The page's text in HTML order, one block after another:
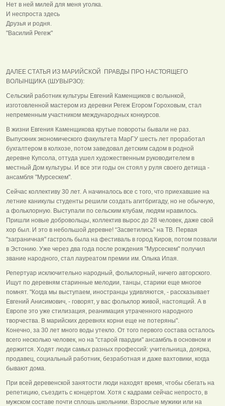
Нет в ней милей для меня уголка.
И неспроста здесь
Друзья и родня.
"Василий Регеж"
ДАЛЕЕ СТАТЬЯ ИЗ МАРИЙСКОЙ ПРАВДЫ ПРО НАСТОЯЩЕГО
ВОЛЫНЩИКА (ШУВЫРЗО):
Сельский работник культуры Евгений Каменщиков с волынкой,
изготовленной мастером из деревни Регеж Егором Гороховым, стал
непременным участником международных конкурсов.
В жизни Евгения Каменщикова крутые повороты бывали не раз.
Выпускник экономического факультета МарГУ шесть лет проработал
бухгалтером в колхозе, потом заведовал детским садом в родной
деревне Купсола, оттуда ушел художественным руководителем в
местный Дом культуры. И все эти годы он стоял у руля своего детища -
ансамбля "Мурсескем".
Сейчас коллективу 30 лет. А начиналось все с того, что приехавшие на
летние каникулы студенты решили создать агитбригаду, но не обычную,
а фольклорную. Выступали по сельским клубам, людям нравилось.
Пришли новые добровольцы, коллектив вырос до 28 человек, даже свой
хор был. И это в небольшой деревне! “Засветились” на ТВ. Первая
"заграничная" гастроль была на фестиваль в город Киров, потом позвали
в Эстонию. Уже через два года после рождения "Мурсескем" получил
звание народного, стал лауреатом премии им. Олыка Ипая.
Репертуар исключительно народный, фольклорный, ничего авторского.
Ищут по деревням старинные мелодии, танцы, старики еще многое
помнят. "Когда мы выступаем, иностранцы удивляются, - рассказывает
Евгений Анисимович, - говорят, у вас фольклор живой, настоящий. А в
Европе это уже стилизация, реанимация утраченного народного
творчества. В марийских деревнях корни еще не потеряны".
Конечно, за 30 лет много воды утекло. От того первого состава осталось
всего несколько человек, но на "старой гвардии" ансамбль в основном и
держится. Ходят люди самых разных профессий: учительница, доярка,
продавец, социальный работник, безработная и даже вахтовики, когда
бывают дома.
При всей деревенской занятости люди находят время, чтобы сбегать на
репетицию, съездить с концертом. Хотя с кадрами сейчас непросто, в
мужском составе почти сплошь школьники. Взрослые мужики или на